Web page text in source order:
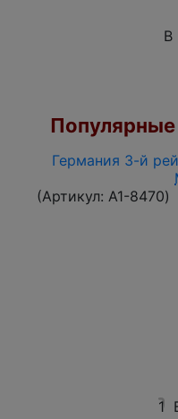
В
Германия 3-й
(Артикул: A1-8470)
1